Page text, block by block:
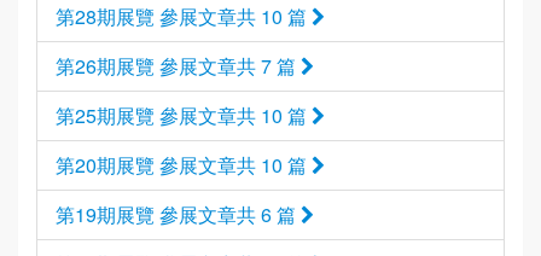
第28期展覽 參展文章共 10 篇
第26期展覽 參展文章共 7 篇
第25期展覽 參展文章共 10 篇
第20期展覽 參展文章共 10 篇
第19期展覽 參展文章共 6 篇